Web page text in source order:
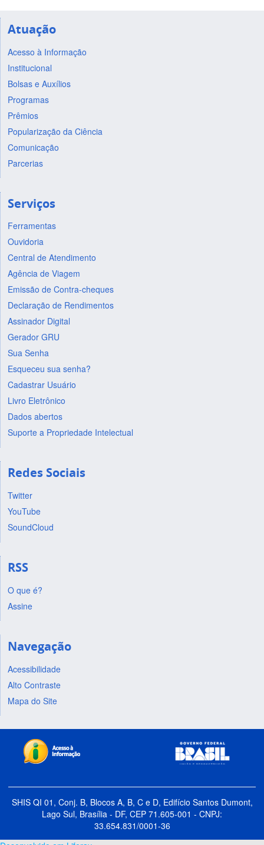
Atuação
Acesso à Informação
Institucional
Bolsas e Auxílios
Programas
Prêmios
Popularização da Ciência
Comunicação
Parcerias
Serviços
Ferramentas
Ouvidoria
Central de Atendimento
Agência de Viagem
Emissão de Contra-cheques
Declaração de Rendimentos
Assinador Digital
Gerador GRU
Sua Senha
Esqueceu sua senha?
Cadastrar Usuário
Livro Eletrônico
Dados abertos
Suporte a Propriedade Intelectual
Redes Sociais
Twitter
YouTube
SoundCloud
RSS
O que é?
Assine
Navegação
Acessibilidade
Alto Contraste
Mapa do Site
SHIS QI 01, Conj. B, Blocos A, B, C e D, Edifício Santos Dumont,
Lago Sul, Brasília - DF, CEP 71.605-001 - CNPJ:
33.654.831/0001-36